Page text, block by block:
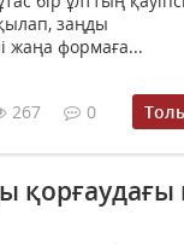
заңды
жаңа формаға...
267 0
қорғаудағы